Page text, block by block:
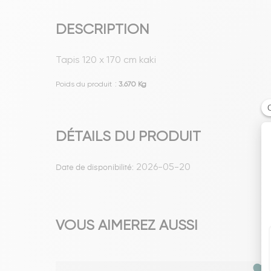
DESCRIPTION
Tapis 120 x 170 cm kaki
Poids du produit : 3.670 Kg
DÉTAILS DU PRODUIT
Date de disponibilité: 2026-05-20
VOUS AIMEREZ AUSSI